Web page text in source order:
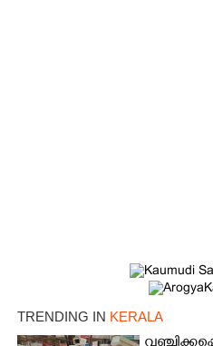
TRENDING IN KERALA